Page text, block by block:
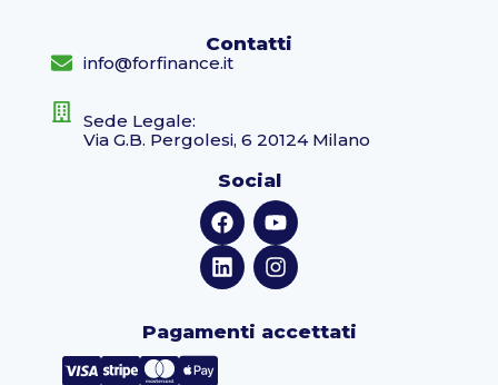
Contatti
info@forfinance.it
Sede Legale:
Via G.B. Pergolesi, 6 20124 Milano
Social
Pagamenti accettati